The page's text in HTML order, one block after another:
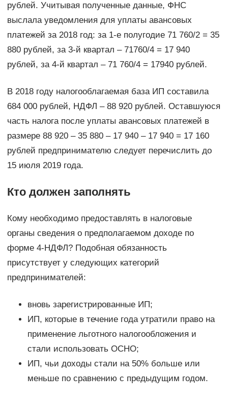
рублей. Учитывая полученные данные, ФНС
выслала уведомления для уплаты авансовых
платежей за 2018 год: за 1-е полугодие 71 760/2 = 35
880 рублей, за 3-й квартал – 71760/4 = 17 940
рублей, за 4-й квартал – 71 760/4 = 17940 рублей.
В 2018 году налогооблагаемая база ИП составила
684 000 рублей, НДФЛ – 88 920 рублей. Оставшуюся
часть налога после уплаты авансовых платежей в
размере 88 920 – 35 880 – 17 940 – 17 940 = 17 160
рублей предпринимателю следует перечислить до
15 июля 2019 года.
Кто должен заполнять
Кому необходимо предоставлять в налоговые
органы сведения о предполагаемом доходе по
форме 4-НДФЛ? Подобная обязанность
присутствует у следующих категорий
предпринимателей:
вновь зарегистрированные ИП;
ИП, которые в течение года утратили право на
применение льготного налогообложения и
стали использовать ОСНО;
ИП, чьи доходы стали на 50% больше или
меньше по сравнению с предыдущим годом.